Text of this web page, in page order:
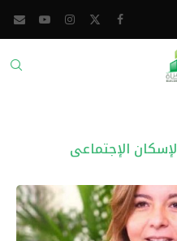
الإجتماعى